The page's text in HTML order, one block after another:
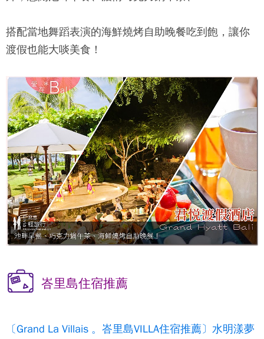
搭配當地舞蹈表演的海鮮燒烤自助晚餐吃到飽，讓你
渡假也能大啖美食！
峇里島住宿推薦
〔Grand La Villais 。峇里島VILLA住宿推薦〕水明漾夢